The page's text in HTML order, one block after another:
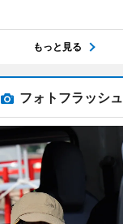
もっと見る
フォトフラッシュ